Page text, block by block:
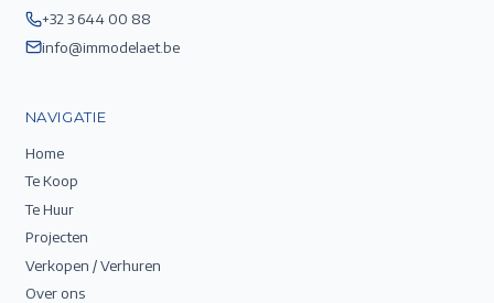
+32 3 644 00 88
info@immodelaet.be
NAVIGATIE
Home
Te Koop
Te Huur
Projecten
Verkopen / Verhuren
Over ons